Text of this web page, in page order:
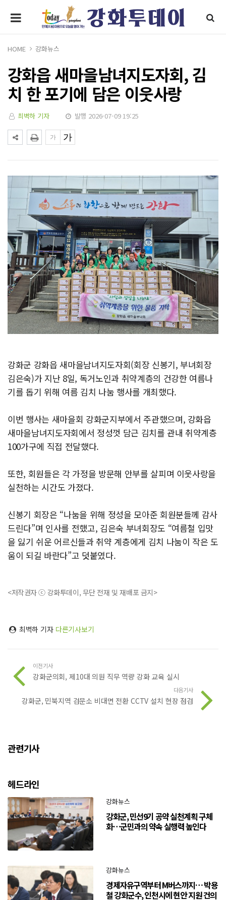
HOME 강화뉴스
강화읍 새마을남녀지도자회, 김
치 한 포기에 담은 이웃사랑
최벽하 기자 발행 2026-07-09 19:25
강화군 강화읍 새마을남녀지도자회(회장 신봉기, 부녀회장
김은숙)가 지난 8일, 독거노인과 취약계층의 건강한 여름나
기를 돕기 위해 여름 김치 나눔 행사를 개최했다.
이번 행사는 새마을회 강화군지부에서 주관했으며, 강화읍
새마을남녀지도자회에서 정성껏 담근 김치를 관내 취약계층
100가구에 직접 전달했다.
또한, 회원들은 각 가정을 방문해 안부를 살피며 이웃사랑을
실천하는 시간도 가졌다.
신봉기 회장은 “나눔을 위해 정성을 모아준 회원분들께 감사
드린다”며 인사를 전했고, 김은숙 부녀회장도 “여름철 입맛
을 잃기 쉬운 어르신들과 취약 계층에게 김치 나눔이 작은 도
움이 되길 바란다”고 덧붙였다.
<저작권자 ⓒ 강화투데이, 무단 전재 및 재배포 금지>
최벽하 기자 다른기사보기
이전기사
강화군의회, 제10대 의원 직무 역량 강화 교육 실시
다음기사
강화군, 민북지역 검문소 비대면 전환 CCTV 설치 현장 점검
관련기사
헤드라인
강화뉴스
강화군, 민선9기 공약 실천계획 구체
화…군민과의 약속 실행력 높인다
강화뉴스
경제자유구역부터 M버스까지… 박용
철 강화군수, 인천시에 현안 지원 건의